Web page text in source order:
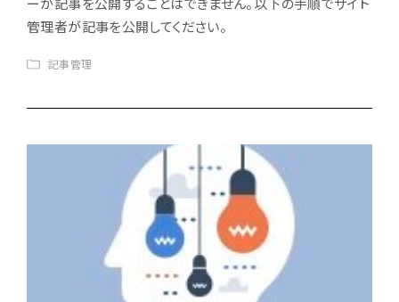
管理者が記事を公開してください。
記事管理